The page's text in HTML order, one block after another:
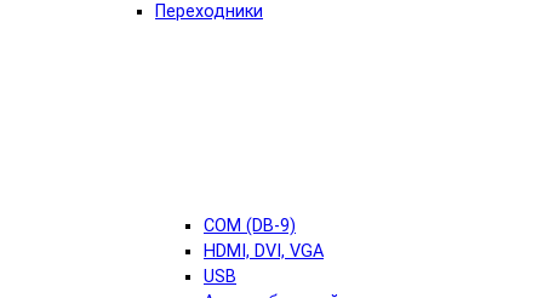
Переходники
COM (DB-9)
HDMI, DVI, VGA
USB